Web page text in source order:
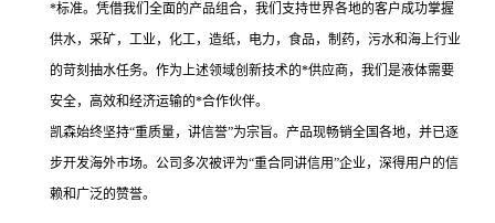
*标准。凭借我们全面的产品组合，我们支持世界各地的客户成功掌握
供水，采矿，工业，化工，造纸，电力，食品，制药，污水和海上行业
的苛刻抽水任务。作为上述领域创新技术的*供应商，我们是液体需要
安全，高效和经济运输的*合作伙伴。
凯森始终坚持“重质量，讲信誉”为宗旨。产品现畅销全国各地，并已逐
步开发海外市场。公司多次被评为“重合同讲信用”企业，深得用户的信
赖和广泛的赞誉。